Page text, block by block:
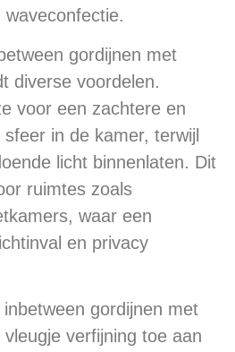
waveconfectie.
gordijnen met
diverse voordelen.
voor een zachtere en
in de kamer, terwijl
licht binnenlaten. Dit
ruimtes zoals
waar een
en privacy
gordijnen met
verfijning toe aan